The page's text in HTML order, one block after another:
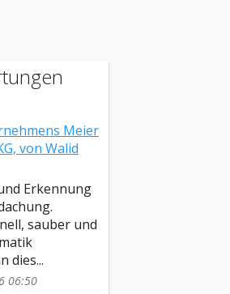
Meier
von Walid
Erkennung
sauber und
dies...
06:50